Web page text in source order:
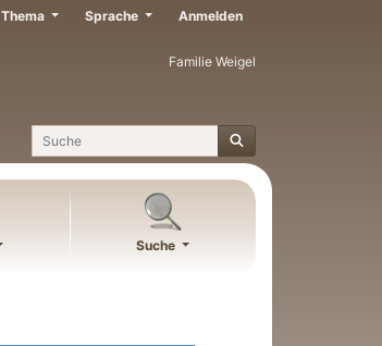
Familie Weigel
Suche
Thema Sprache Anmelden
Suche